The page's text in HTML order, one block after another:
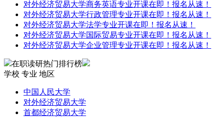
对外经济贸易大学商务英语专业开课在即！报名从速！
对外经济贸易大学行政管理专业开课在即！报名从速！
对外经济贸易大学法学专业开课在即！报名从速！
对外经济贸易大学国际贸易专业开课在即！报名从速！
对外经济贸易大学企业管理专业开课在即！报名从速！
在职读研热门排行榜
学校 专业 地区
中国人民大学
对外经济贸易大学
首都经济贸易大学